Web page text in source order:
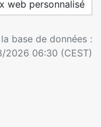
web personnalisé
base de données :
2026 06:30 (CEST)